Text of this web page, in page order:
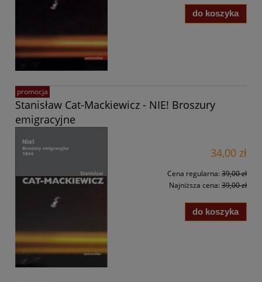
do koszyka
Stanisław Cat-Mackiewicz - NIE! Broszury
emigracyjne
34,00 zł
Cena regularna: 39,00 zł
Najniższa cena: 39,00 zł
do koszyka
promocja